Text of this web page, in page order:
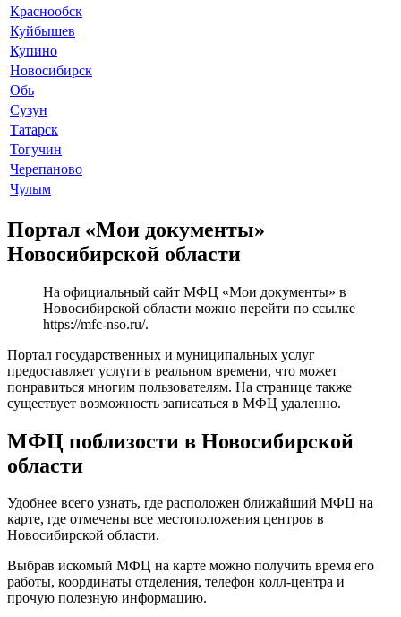
Краснообск
Куйбышев
Купино
Новосибирск
Обь
Сузун
Татарск
Тогучин
Черепаново
Чулым
Портал «Мои документы»
Новосибирской области
На официальный сайт МФЦ «Мои документы» в
Новосибирской области можно перейти по ссылке
https://mfc-nso.ru/.
Портал государственных и муниципальных услуг
предоставляет услуги в реальном времени, что может
понравиться многим пользователям. На странице также
существует возможность записаться в МФЦ удаленно.
МФЦ поблизости в Новосибирской
области
Удобнее всего узнать, где расположен ближайший МФЦ на
карте, где отмечены все местоположения центров в
Новосибирской области.
Выбрав искомый МФЦ на карте можно получить время его
работы, координаты отделения, телефон колл-центра и
прочую полезную информацию.